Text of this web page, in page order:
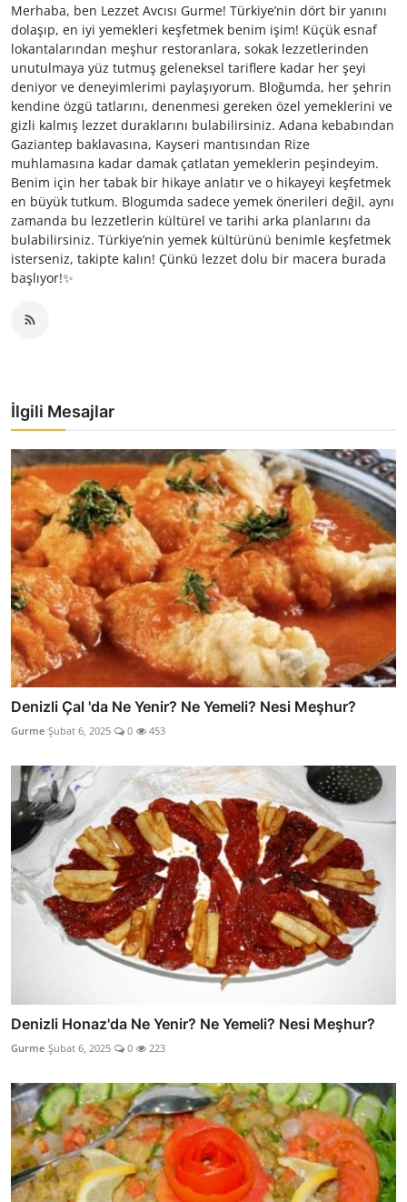
Merhaba, ben Lezzet Avcısı Gurme! Türkiye’nin dört bir yanını
dolaşıp, en iyi yemekleri keşfetmek benim işim! Küçük esnaf
lokantalarından meşhur restoranlara, sokak lezzetlerinden
unutulmaya yüz tutmuş geleneksel tariflere kadar her şeyi
deniyor ve deneyimlerimi paylaşıyorum. Bloğumda, her şehrin
kendine özgü tatlarını, denenmesi gereken özel yemeklerini ve
gizli kalmış lezzet duraklarını bulabilirsiniz. Adana kebabından
Gaziantep baklavasına, Kayseri mantısından Rize
muhlamasına kadar damak çatlatan yemeklerin peşindeyim.
Benim için her tabak bir hikaye anlatır ve o hikayeyi keşfetmek
en büyük tutkum. Blogumda sadece yemek önerileri değil, aynı
zamanda bu lezzetlerin kültürel ve tarihi arka planlarını da
bulabilirsiniz. Türkiye’nin yemek kültürünü benimle keşfetmek
isterseniz, takipte kalın! Çünkü lezzet dolu bir macera burada
başlıyor!✨
İlgili Mesajlar
Denizli Çal 'da Ne Yenir? Ne Yemeli? Nesi Meşhur?
Gurme Şubat 6, 2025 0 453
Denizli Honaz'da Ne Yenir? Ne Yemeli? Nesi Meşhur?
Gurme Şubat 6, 2025 0 223